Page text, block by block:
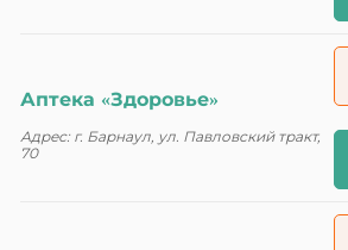
Аптека «Здоровье»
Адрес: г. Барнаул, ул. Павловский тракт,
70